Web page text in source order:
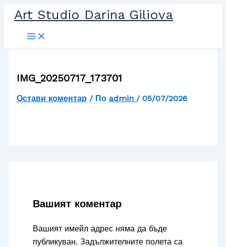
Прескочи
съдържанието
Art Studio Darina Giliova
IMG_20250717_173701
Остави коментар / По admin / 05/07/2026
Вашият коментар
Вашият имейл адрес няма да бъде
публикуван. Задължителните полета са